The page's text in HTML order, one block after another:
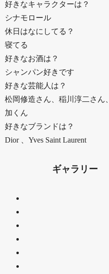
好きなキャラクターは？
シナモロール
休日はなにしてる？
寝てる
好きなお酒は？
シャンパン好きです
好きな芸能人は？
松岡修造さん、稲川淳二さん
加くん
好きなブランドは？
Dior 、Yves Saint Laurent
ギャラリー